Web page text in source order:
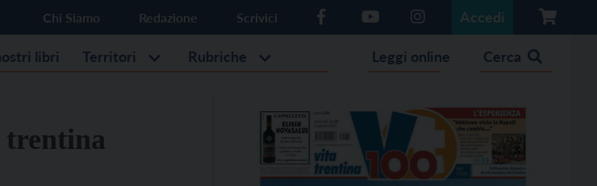
Chi Siamo Redazione Scrivici Accedi
libri Territori Rubriche Leggi online Cerca
trentina